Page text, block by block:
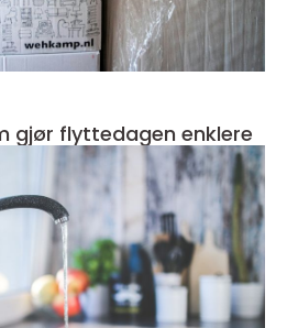
gjør flyttedagen enklere